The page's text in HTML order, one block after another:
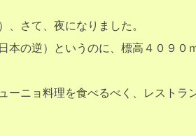
、さて、夜になりました。
本の逆）というのに、標高４０９０
ーニョ料理を食べるべく、レストラ